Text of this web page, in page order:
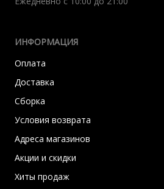
ИНФОРМАЦИЯ
Оплата
Доставка
Сборка
Условия возврата
Адреса магазинов
Акции и скидки
Хиты продаж